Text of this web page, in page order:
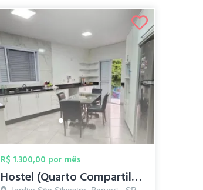
R$ 1.300,00 por mês
Hostel (Quarto Compartilhado) - Feminino...